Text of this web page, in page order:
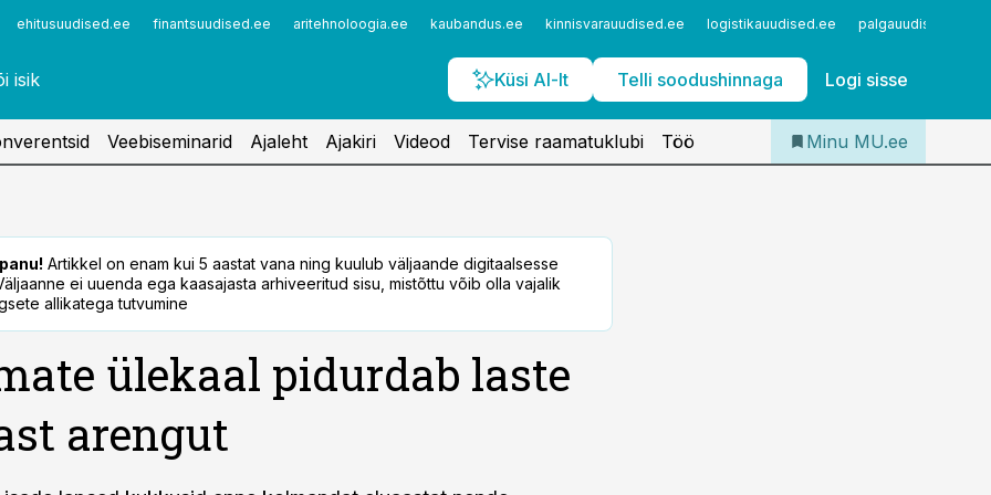
ehitusuudised.ee finantsuudised.ee aritehnoloogia.ee kaubandus.ee kinnisvarauudised.ee logistikauudised.ee palgauudised.ee
Küsi AI-lt Telli soodushinnaga Logi sisse
Iseteenindus
Telli Meditsiiniuudised
Veebiseminarid Ajaleht Ajakiri Videod Tervise raamatuklubi Töö Minu MU.ee
Artikkel on enam kui 5 aastat vana ning kuulub väljaande digitaalsesse
ei uuenda ega kaasajasta arhiveeritud sisu, mistõttu võib olla vajalik
allikatega tutvumine
ülekaal pidurdab laste
arengut